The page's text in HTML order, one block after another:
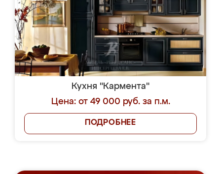
Кухня "Кармента"
Цена: от 49 000 руб. за п.м.
ПОДРОБНЕЕ